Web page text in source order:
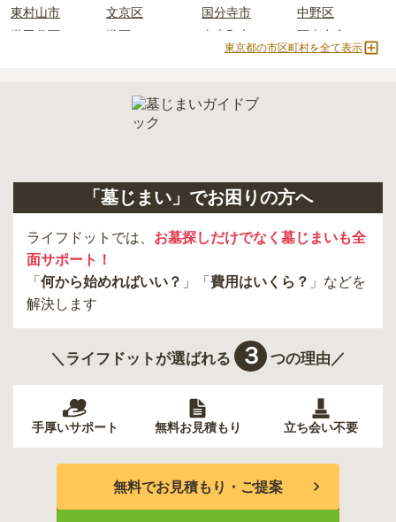
現地見学では、担当者に「提示金額以外にかかる費用はないか」を
必ず確認することをおすすめします。
現地への見学が難しい場合は、資料請求でも各霊園の詳しい料金案
東村山市
文京区 国分寺市
中野区
世田谷区
港区 東大和市
西東京市
町田市 府中市
昭島市
葛飾区 墨田区
杉並区
東京都の市区町村を全て表示
「墓じまい」でお困りの方へ
ライフドットでは、 お墓探しだけでなく墓じまいも全
面サポート！
「 何から始めればいい？ 」「 費用はいくら？ 」などを
解決します
＼ライフドットが選ばれる ３ つの理由／
手厚いサポート 無料お見積もり 立ち会い不要
無料でお見積もり・ご提案